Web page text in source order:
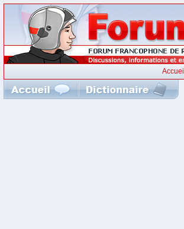
Accueil